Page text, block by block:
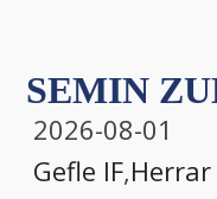
SEMIN
2026-08-01
Gefle IF,Herrar